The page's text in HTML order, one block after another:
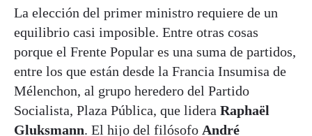
La elección del primer ministro requiere de un
equilibrio casi imposible. Entre otras cosas
porque el Frente Popular es una suma de partidos,
entre los que están desde la Francia Insumisa de
Mélenchon, al grupo heredero del Partido
Socialista, Plaza Pública, que lidera Raphaël
Gluksmann. El hijo del filósofo André